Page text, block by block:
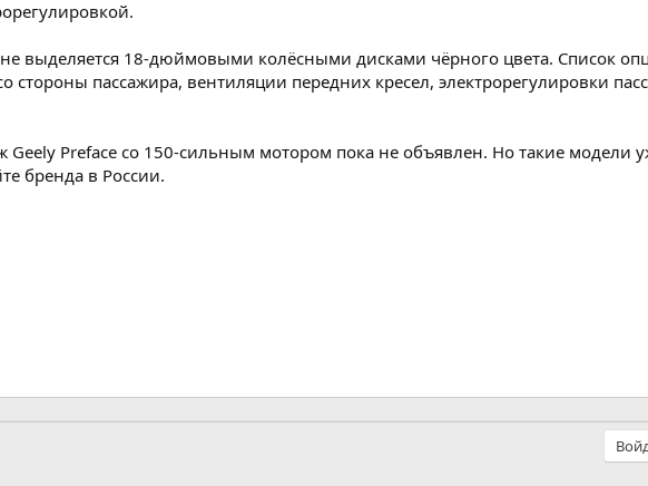
выделяется 18-дюймовыми колёсными дисками чёрного цвета. Список
стороны пассажира, вентиляции передних кресел, электрорегулировки
Preface со 150-сильным мотором пока не объявлен. Но такие модели
бренда в России.